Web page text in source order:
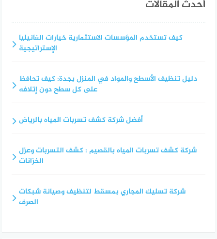
أحدث المقالات
كيف تستخدم المؤسسات الاستثمارية خيارات الفانيليا
الإستراتيجية
دليل تنظيف الأسطح والمواد في المنزل بجدة: كيف تحافظ
على كل سطح دون إتلافه
أفضل شركة كشف تسربات المياه بالرياض
شركة كشف تسربات المياه بالقصيم : كشف التسربات وعزل
الخزانات
شركة تسليك المجاري بمسقط لتنظيف وصيانة شبكات
الصرف